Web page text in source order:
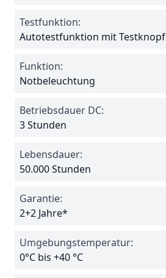
Testfunktion:
Autotestfunktion mit Testknopf
Funktion:
Notbeleuchtung
Betriebsdauer DC:
3 Stunden
Lebensdauer:
50.000 Stunden
Garantie:
2+2 Jahre*
Umgebungstemperatur:
0°C bis +40 °C